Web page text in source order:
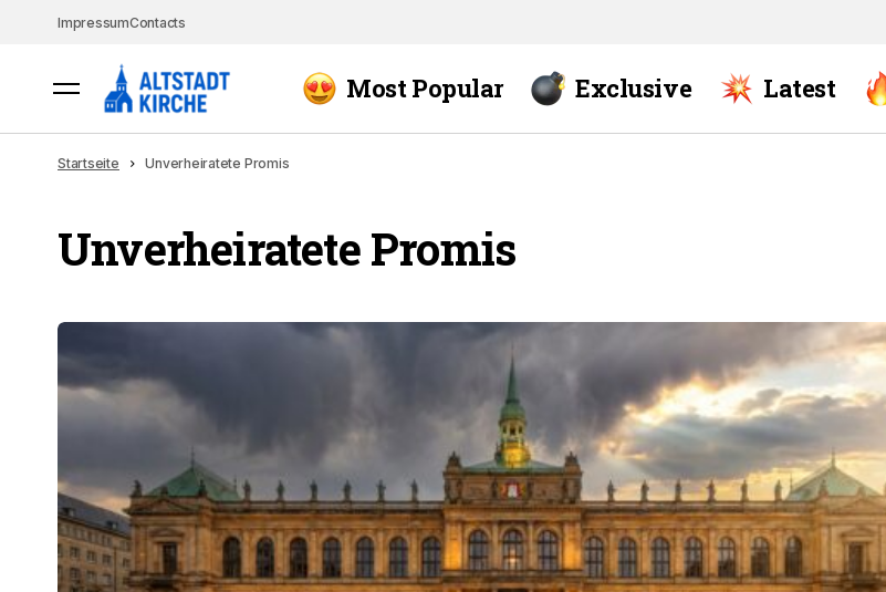
ImpressumContacts
Most Popular Exclusive Latest
Startseite Unverheiratete Promis
Unverheiratete Promis